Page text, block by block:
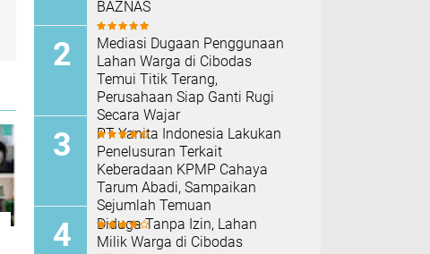
BAZNAS
Mediasi Dugaan Penggunaan
Lahan Warga di Cibodas
Temui Titik Terang,
Perusahaan Siap Ganti Rugi
Secara Wajar
PT Yanita Indonesia Lakukan
Penelusuran Terkait
Keberadaan KPMP Cahaya
Tarum Abadi, Sampaikan
Sejumlah Temuan
Diduga Tanpa Izin, Lahan
Milik Warga di Cibodas